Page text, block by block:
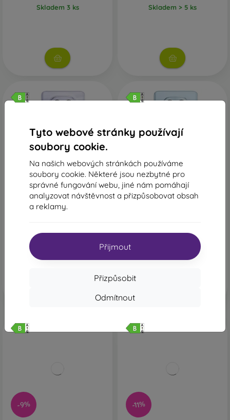
Tyto webové stránky používají
soubory cookie.
Na našich webových stránkách používáme
soubory cookie. Některé jsou nezbytné pro
správné fungování webu, jiné nám pomáhají
analyzovat návštěvnost a přizpůsobovat obsah
a reklamy.
Přijmout
Přizpůsobit
Odmítnout
Skladem 3 ks Skladem > 5 ks
-3%
Xiaomi Redmi Note 15 5G
8GB/256GB Fialový
7 129 Kč
Poslední kus skladem
-9%
Xiaomi Redmi Note 15
8GB/256GB Modrý
Skladem > 5 ks
-9% -11%